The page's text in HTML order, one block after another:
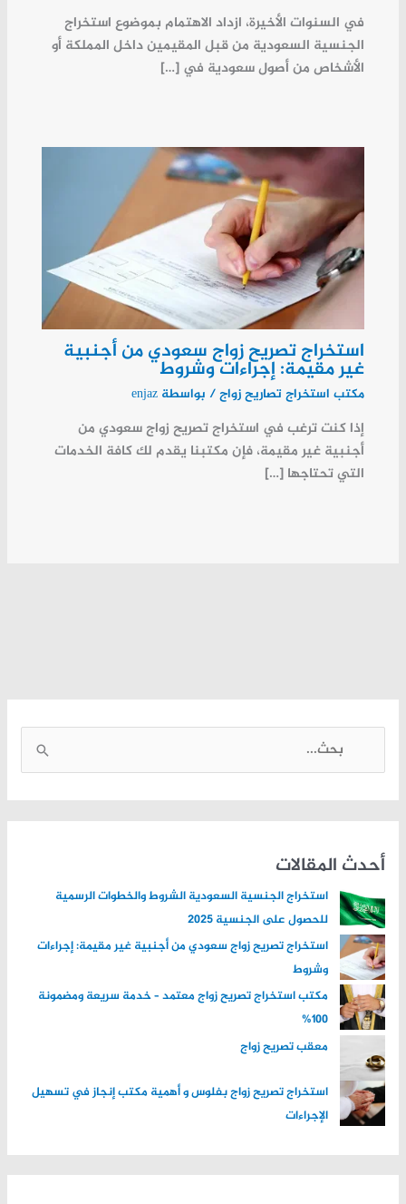
في السنوات الأخيرة، ازداد الاهتمام بموضوع استخراج
الجنسية السعودية من قبل المقيمين داخل المملكة أو
الأشخاص من أصول سعودية في […]
استخراج تصريح زواج سعودي من أجنبية
غير مقيمة: إجراءات وشروط
مكتب استخراج تصاريح زواج/ بواسطة enjaz
إذا كنت ترغب في استخراج تصريح زواج سعودي من
أجنبية غير مقيمة، فإن مكتبنا يقدم لك كافة الخدمات
التي تحتاجها […]
ل
ث
ن
:
أحدث المقالات
استخراج الجنسية السعودية الشروط والخطوات الرسمية
للحصول على الجنسية 2025
استخراج تصريح زواج سعودي من أجنبية غير مقيمة: إجراءات
وشروط
مكتب استخراج تصريح زواج معتمد – خدمة سريعة ومضمونة
100%
معقب تصريح زواج
استخراج تصريح زواج بفلوس و أهمية مكتب إنجاز في تسهيل
الإجراءات